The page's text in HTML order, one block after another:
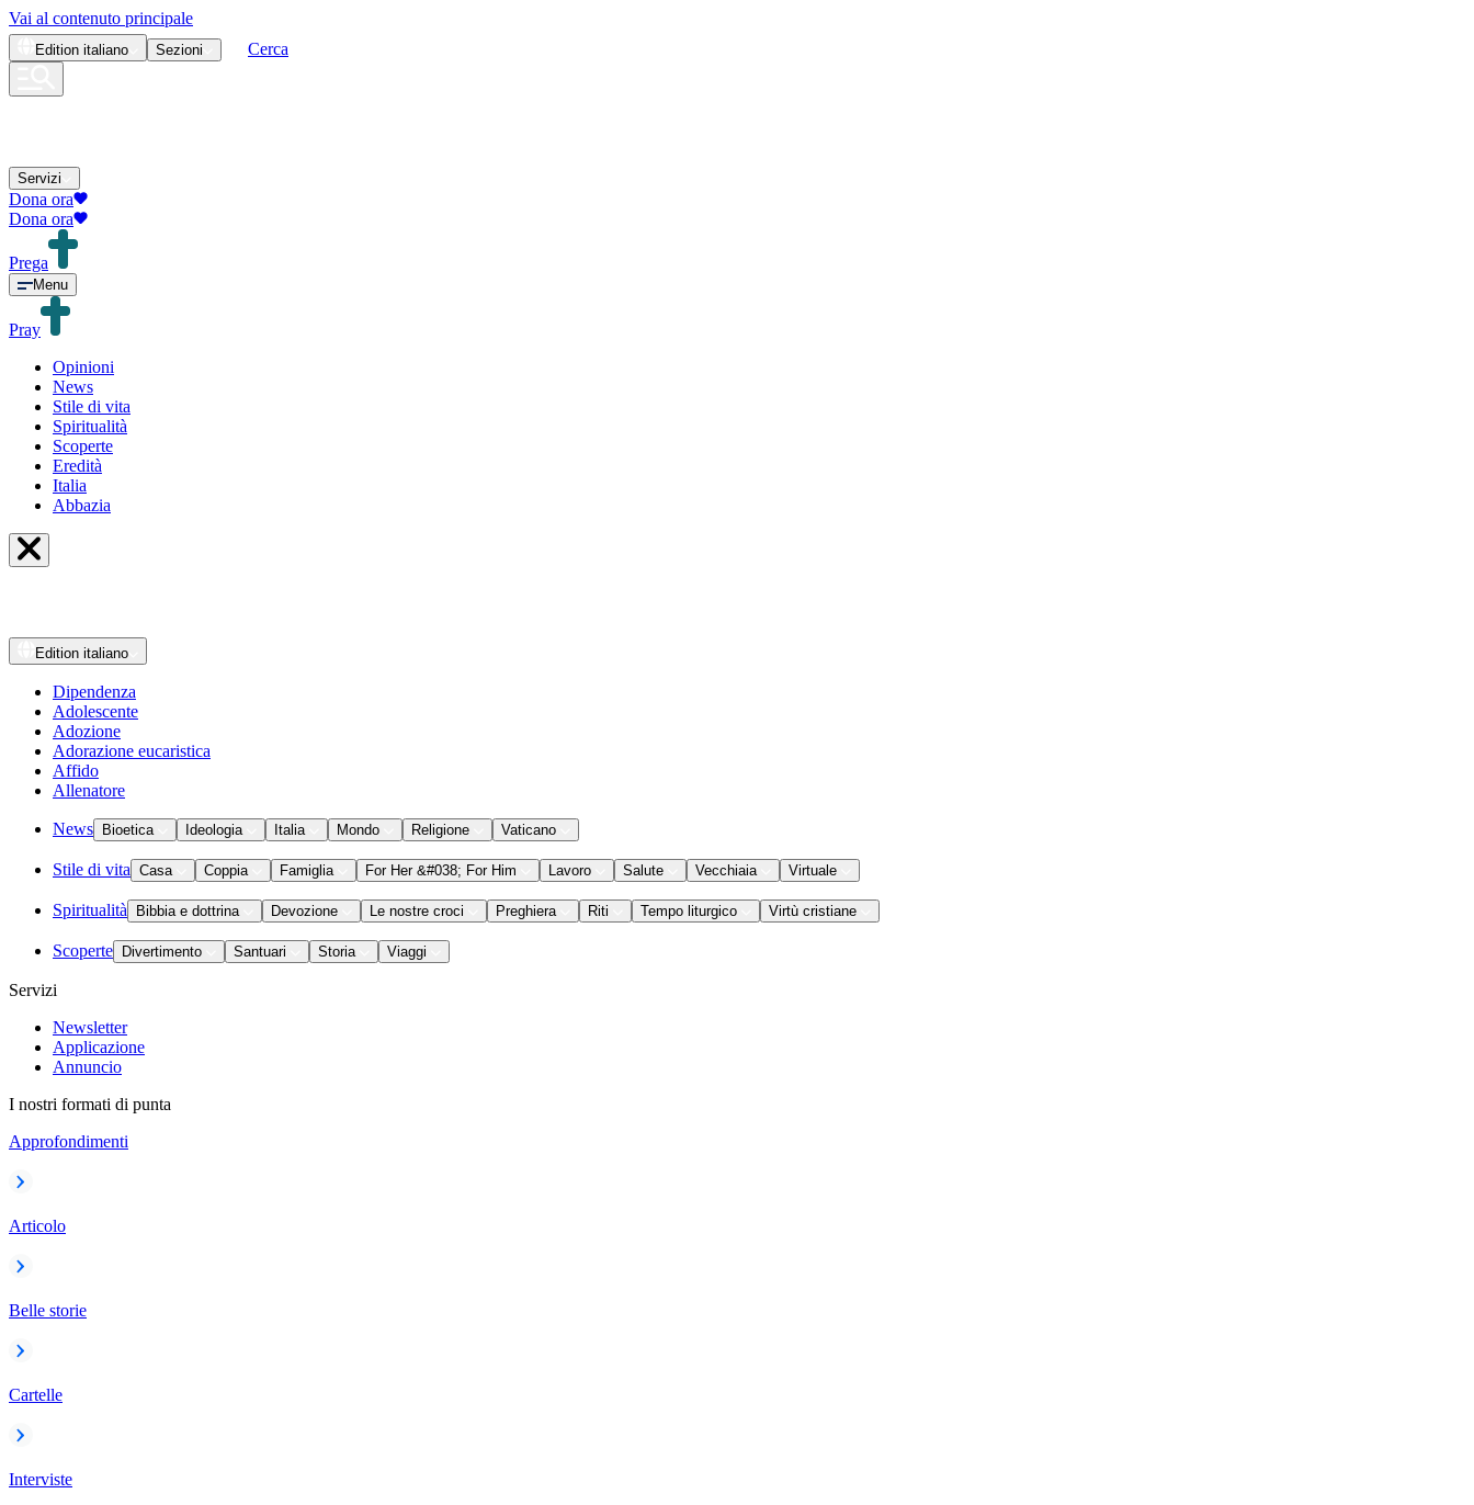
Vai al contenuto principale
Edition italiano Sezioni Cerca
Servizi
Dona ora
Dona ora
Prega
Menu
Pray
Opinioni
News
Stile di vita
Spiritualità
Scoperte
Eredità
Italia
Abbazia
Edition italiano
Dipendenza
Adolescente
Adozione
Adorazione eucaristica
Affido
Allenatore
News Bioetica Ideologia Italia Mondo Religione Vaticano
Stile di vita Casa Coppia Famiglia For Her &#038; For Him Lavoro Salute Vecchiaia Virtuale
Spiritualità Bibbia e dottrina Devozione Le nostre croci Preghiera Riti Tempo liturgico Virtù cristiane
Scoperte Divertimento Santuari Storia Viaggi
Servizi
Newsletter
Applicazione
Annuncio
I nostri formati di punta
Approfondimenti
Articolo
Belle storie
Cartelle
Interviste